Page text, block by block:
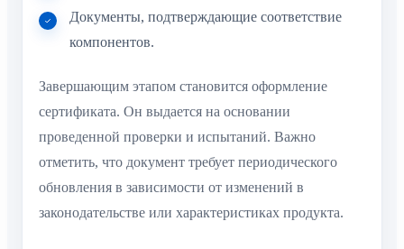
Документы, подтверждающие соответствие
компонентов.
Завершающим этапом становится оформление
сертификата. Он выдается на основании
проведенной проверки и испытаний. Важно
отметить, что документ требует периодического
обновления в зависимости от изменений в
законодательстве или характеристиках продукта.